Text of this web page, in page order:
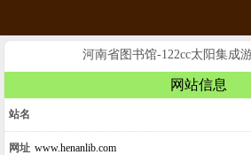
河南省图书馆-122cc太阳集成
网站信息
站名
网址 www.henanlib.com